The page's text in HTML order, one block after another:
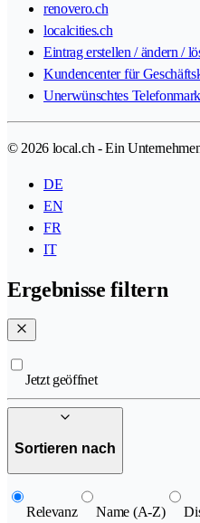
renovero.ch
localcities.ch
Eintrag erstellen / ändern /
Kundencenter für
Unerwünschtes
© 2026 local.ch - Ein
DE
EN
FR
IT
Ergebnisse filtern
Jetzt geöffnet
Sortieren nach
Relevanz Name (A-Z)